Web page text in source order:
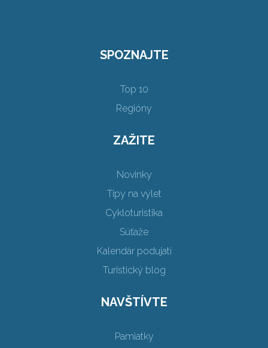
SPOZNAJTE
Top 10
Regióny
ZAŽITE
Novinky
Tipy na výlet
Cykloturistika
Súťaže
Kalendár podujatí
Turistický blog
NAVŠTÍVTE
Pamiatky